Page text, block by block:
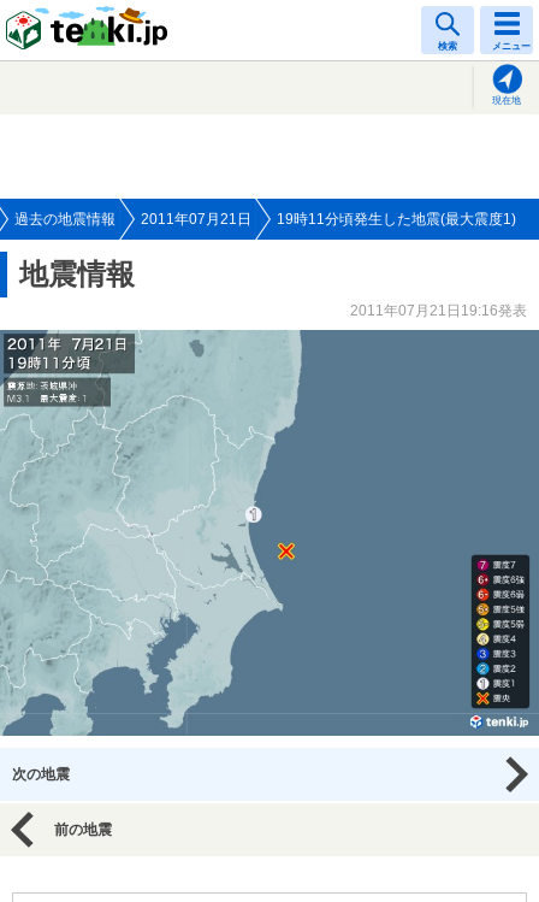
検索 メニュー
現在地
過去の地震情報 2011年07月21日 19時11分頃発生した地震(最大震度1)
地震情報
2011年07月21日19:16発表
次の地震
前の地震